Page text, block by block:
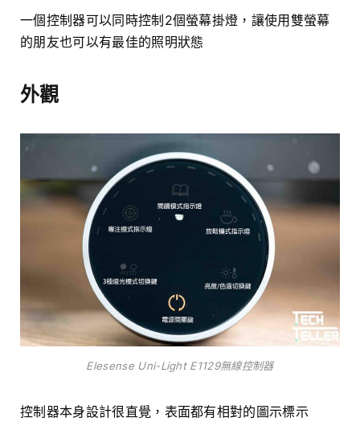
一個控制器可以同時控制2個螢幕掛燈，讓使用雙螢幕
的朋友也可以有最佳的照明狀態
外觀
Elesense Uni-Light E1129無線控制器
控制器本身設計很直覺，表面都有相對的圖示標示